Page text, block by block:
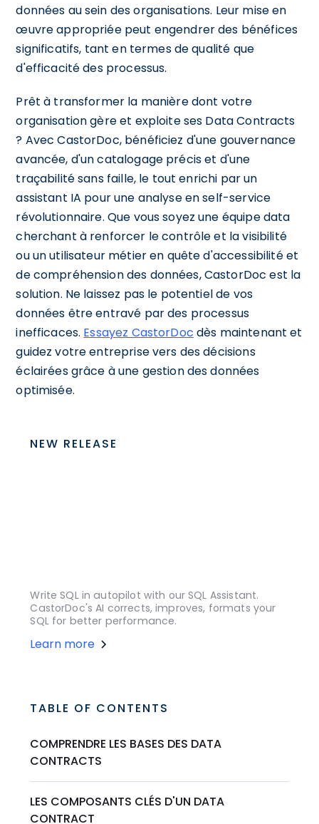
données au sein des organisations. Leur mise en
œuvre appropriée peut engendrer des bénéfices
significatifs, tant en termes de qualité que
d'efficacité des processus.
Prêt à transformer la manière dont votre
organisation gère et exploite ses Data Contracts
? Avec CastorDoc, bénéficiez d'une gouvernance
avancée, d'un catalogage précis et d'une
traçabilité sans faille, le tout enrichi par un
assistant IA pour une analyse en self-service
révolutionnaire. Que vous soyez une équipe data
cherchant à renforcer le contrôle et la visibilité
ou un utilisateur métier en quête d'accessibilité et
de compréhension des données, CastorDoc est la
solution. Ne laissez pas le potentiel de vos
données être entravé par des processus
inefficaces. Essayez CastorDoc dès maintenant et
guidez votre entreprise vers des décisions
éclairées grâce à une gestion des données
optimisée.
NEW RELEASE
Write SQL in autopilot with our SQL Assistant.
CastorDoc's AI corrects, improves, formats your
SQL for better performance.
Learn more
TABLE OF CONTENTS
COMPRENDRE LES BASES DES DATA
CONTRACTS
LES COMPOSANTS CLÉS D'UN DATA
CONTRACT